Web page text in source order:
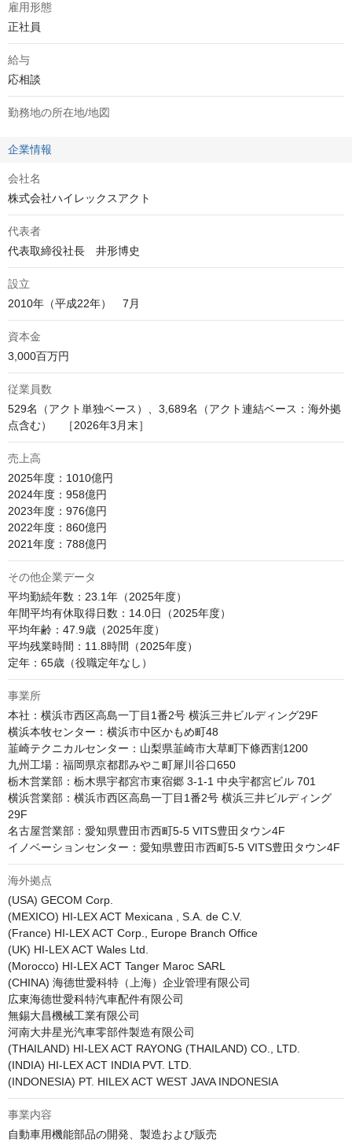
雇用形態
正社員
給与
応相談
勤務地の所在地/地図
企業情報
会社名
株式会社ハイレックスアクト
代表者
代表取締役社長　井形博史
設立
2010年（平成22年）　7月
資本金
3,000百万円
従業員数
529名（アクト単独ベース）、3,689名（アクト連結ベース：海外拠
点含む）　［2026年3月末］
売上高
2025年度：1010億円
2024年度：958億円
2023年度：976億円
2022年度：860億円
2021年度：788億円
その他企業データ
平均勤続年数：23.1年（2025年度）
年間平均有休取得日数：14.0日（2025年度）
平均年齢：47.9歳（2025年度）
平均残業時間：11.8時間（2025年度）
定年：65歳（役職定年なし）
事業所
本社：横浜市西区高島一丁目1番2号 横浜三井ビルディング29F
横浜本牧センター：横浜市中区かもめ町48
韮崎テクニカルセンター：山梨県韮崎市大草町下條西割1200
九州工場：福岡県京都郡みやこ町犀川谷口650
栃木営業部：栃木県宇都宮市東宿郷 3-1-1 中央宇都宮ビル 701
横浜営業部：横浜市西区高島一丁目1番2号 横浜三井ビルディング
29F
名古屋営業部：愛知県豊田市西町5-5 VITS豊田タウン4F
イノベーションセンター：愛知県豊田市西町5-5 VITS豊田タウン4F
海外拠点
(USA) GECOM Corp.
(MEXICO) HI-LEX ACT Mexicana , S.A. de C.V.
(France) HI-LEX ACT Corp., Europe Branch Office
(UK) HI-LEX ACT Wales Ltd.
(Morocco) HI-LEX ACT Tanger Maroc SARL
(CHINA) 海德世愛科特（上海）企业管理有限公司
広東海德世愛科特汽車配件有限公司
無錫大昌機械工業有限公司
河南大井星光汽車零部件製造有限公司
(THAILAND) HI-LEX ACT RAYONG (THAILAND) CO., LTD.
(INDIA) HI-LEX ACT INDIA PVT. LTD.
(INDONESIA) PT. HILEX ACT WEST JAVA INDONESIA
事業内容
自動車用機能部品の開発、製造および販売